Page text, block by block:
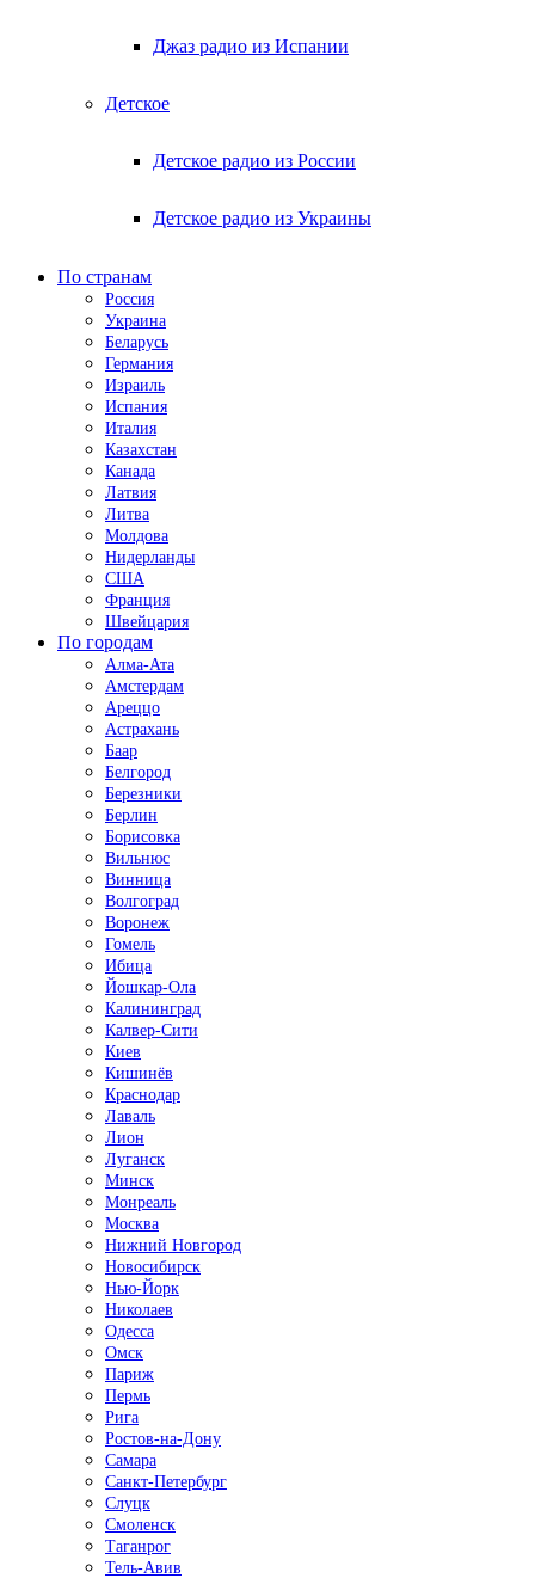
Джаз радио из Испании
Детское
Детское радио из России
Детское радио из Украины
По странам
Россия
Украина
Беларусь
Германия
Израиль
Испания
Италия
Казахстан
Канада
Латвия
Литва
Молдова
Нидерланды
США
Франция
Швейцария
По городам
Алма-Ата
Амстердам
Ареццо
Астрахань
Баар
Белгород
Березники
Берлин
Борисовка
Вильнюс
Винница
Волгоград
Воронеж
Гомель
Ибица
Йошкар-Ола
Калининград
Калвер-Сити
Киев
Кишинёв
Краснодар
Лаваль
Лион
Луганск
Минск
Монреаль
Москва
Нижний Новгород
Новосибирск
Нью-Йорк
Николаев
Одесса
Омск
Париж
Пермь
Рига
Ростов-на-Дону
Самара
Санкт-Петербург
Слуцк
Смоленск
Таганрог
Тель-Авив